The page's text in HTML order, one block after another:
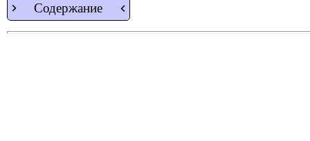
Содержание